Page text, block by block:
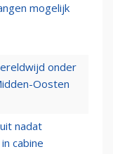
mogelijk
onder
Oosten
nadat
cabine